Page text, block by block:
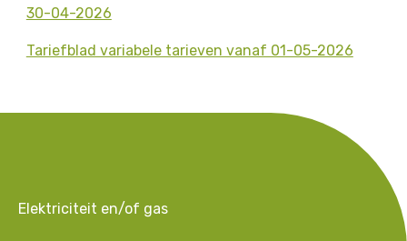
30-04-2026
Tariefblad variabele tarieven vanaf 01-05-2026
Elektriciteit en/of gas